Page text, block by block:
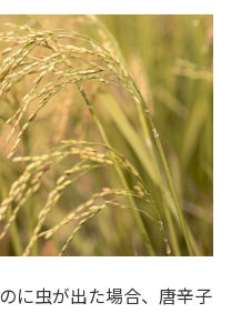
に虫が出た場合、唐辛子